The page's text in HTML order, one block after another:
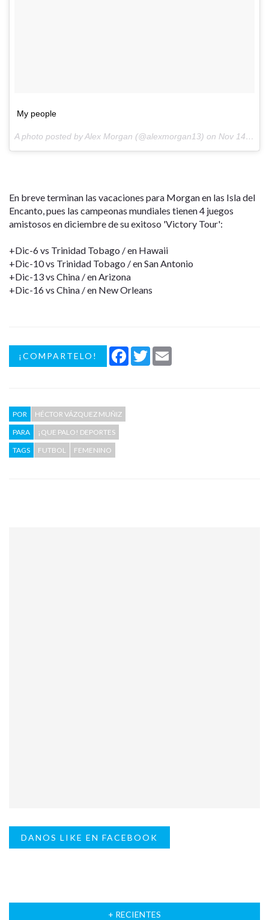
My people
A photo posted by Alex Morgan (@alexmorgan13) on Nov 14, 2015 at 9:13am PST
En breve terminan las vacaciones para Morgan en las Isla del
Encanto, pues las campeonas mundiales tienen 4 juegos
amistosos en diciembre de su exitoso 'Victory Tour':
+Dic-6 vs Trinidad Tobago / en Hawaii
+Dic-10 vs Trinidad Tobago / en San Antonio
+Dic-13 vs China / en Arizona
+Dic-16 vs China / en New Orleans
¡COMPARTELO! Facebook
Twitter
POR
HÉCTOR VÁZQUEZ MUÑIZ
PARA
¡QUE PALO! DEPORTES
TAGS
FUTBOL FEMENINO
DANOS LIKE EN FACEBOOK
+ RECIENTES